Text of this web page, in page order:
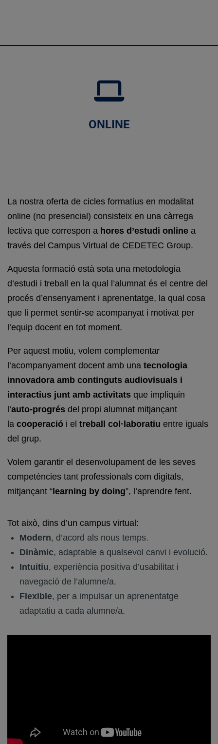
ONLINE
La nostra oferta de cicles formatius en modalitat
online (no presencial) consisteix en una càrrega
lectiva que correspon a hores d’estudi online a
través del Campus Virtual de CEDETEC Group.
Aquesta formació està sota una metodologia
d’estudi i treball en la qual l’alumnat és el centre del
procés d’ensenyament i aprenentatge, la qual cosa
que li permet sentir-se acompanyat i motivat per
l’equip docent en tot moment.
Per aquest motiu, volem complementar
l’acompanyament docent amb una tecnologia
innovadora amb continguts audiovisuals i
interactius junt amb activitats que impliquin
l’auto-progrés del propi alumnat mitjançant
la cooperació i el treball col·laboratiu entre iguals
del grup.
Volem garantir el desenvolupament de les seves
competències tant professionals com digitals,
mitjançant “ learning by doing”, l’aprendre fent.
Tot això, dins d’un campus virtual:
Modern, d’acord als nous temps.
Dinàmic, adaptable a qualsevol canvi i evolució.
Intuitiu, experiència positiva d’usabilitat i
navegació de l’alumne/a.
Flexible, per a impulsar un aprenentatge
adaptatiu a cada alumne/a.